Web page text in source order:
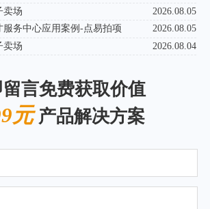
卖场
2026.08.05
务中心应用案例-点易拍项
2026.08.05
卖场
2026.08.04
言免费获取价值
元产品解决方案